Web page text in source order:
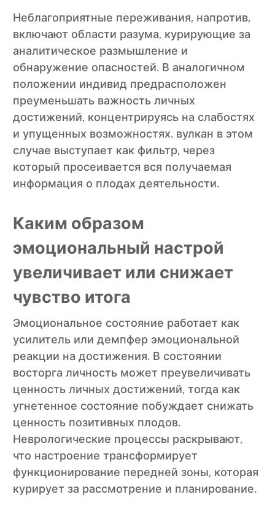
Неблагоприятные переживания, напротив,
включают области разума, курирующие за
аналитическое размышление и
обнаружение опасностей. В аналогичном
положении индивид предрасположен
преуменьшать важность личных
достижений, концентрируясь на слабостях
и упущенных возможностях. вулкан в этом
случае выступает как фильтр, через
который просеивается вся получаемая
информация о плодах деятельности.
Каким образом
эмоциональный настрой
увеличивает или снижает
чувство итога
Эмоциональное состояние работает как
усилитель или демпфер эмоциональной
реакции на достижения. В состоянии
восторга личность может преувеличивать
ценность личных достижений, тогда как
угнетенное состояние побуждает снижать
ценность позитивных плодов.
Неврологические процессы раскрывают,
что настроение трансформирует
функционирование передней зоны, которая
курирует за рассмотрение и планирование.